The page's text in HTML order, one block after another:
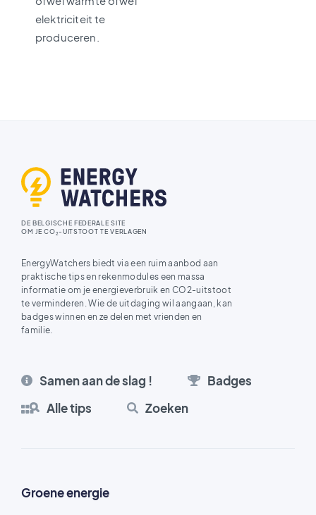
elektriciteit te
produceren.
DE BELGISCHE FEDERALE SITE
OM JE CO2-UITSTOOT TE VERLAGEN
EnergyWatchers biedt via een ruim aanbod aan
praktische tips en rekenmodules een massa
informatie om je energieverbruik en CO2-uitstoot
te verminderen. Wie de uitdaging wil aangaan, kan
badges winnen en ze delen met vrienden en
familie.
Samen aan de slag !
Badges
Alle tips
Zoeken
Groene energie